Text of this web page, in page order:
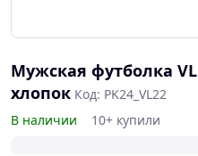
Мужская футболка
хлопок Код: PK24_VL22
В наличии
10+ купили